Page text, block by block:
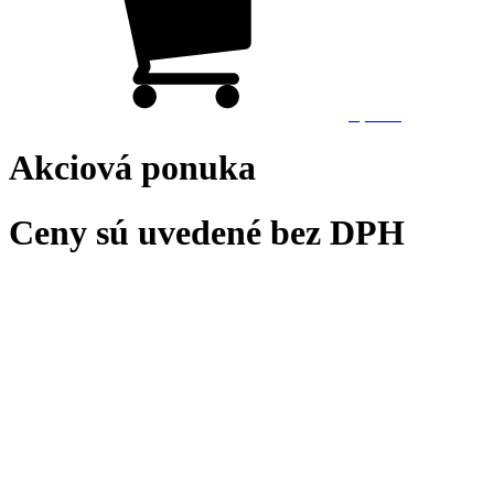
Akciová ponuka
Ceny sú uvedené bez DPH